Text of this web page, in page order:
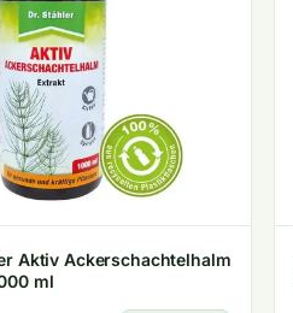
Aktiv Ackerschachtelhalm
ml